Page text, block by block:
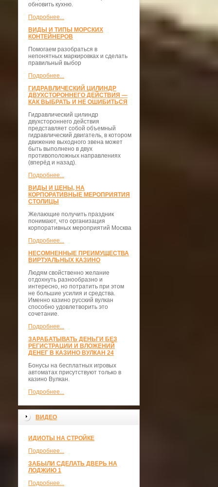
обновить кухню.
Подробнее...
ВИДЫ И ТИПЫ МОРСКИХ
КОНТЕЙНЕРОВ
Помогаем разобраться в
непонятных маркировках и сделать
правильный выбор
Подробнее...
ГИДРАВЛИЧЕСКИЙ ЦИЛИНДР
ДВУХСТОРОННЕГО ДЕЙСТВИЯ —
КАК ВЫБРАТЬ И НЕ ОШИБИТЬСЯ
Гидравлический цилиндр
двухстороннего действия
представляет собой объемный
гидравлический двигатель, в котором
движение выходного звена может
быть выполнено в двух
противоположных направлениях
(вперёд и назад).
Подробнее...
ВИДЫ И ЦЕНЫ, НА
КОРПОРАТИВНЫЕ МЕРОПРИЯТИЯ
СТОЛИЦЫ
Желающие получить праздник
понимают, что организация
корпоративных мероприятий Москва
Подробнее...
НЕСОМНЕННЫЕ ПРЕИМУЩЕСТВА
ВИРТУАЛЬНЫХ КАЗИНО
Людям свойственно желание
отдохнуть разнообразно и
интересно, но потратить при этом
не большие усилия и средства.
Именно казино русский вулкан
способно удовлетворить это
сочетание.
Подробнее...
ЗАРАБАТЫВАТЬ ДЕНЬГИ БЕЗ
РЕГИСТРАЦИИ И ВЛОЖЕНИЙ
ДЕНЕГ В КАЗИНО ВУЛКАН 24
Бонусы на бесплатных игровых
автоматах присутствуют только в
казино Вулкан.
Подробнее...
ВИДЕО
ИДИОТЫ НА СТРОЙКЕ
Подробнее...
ЗАБЫЛИ СДЕЛАТЬ ДВЕРЬ НА
ЛОДЖИЮ 1
Подробнее...